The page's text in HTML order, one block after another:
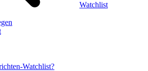
Watchlist
Watchlist?